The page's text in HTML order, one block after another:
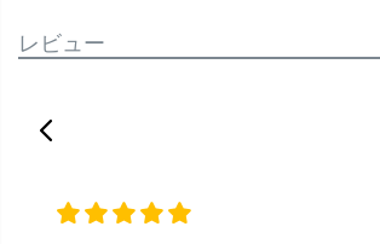
レビュー